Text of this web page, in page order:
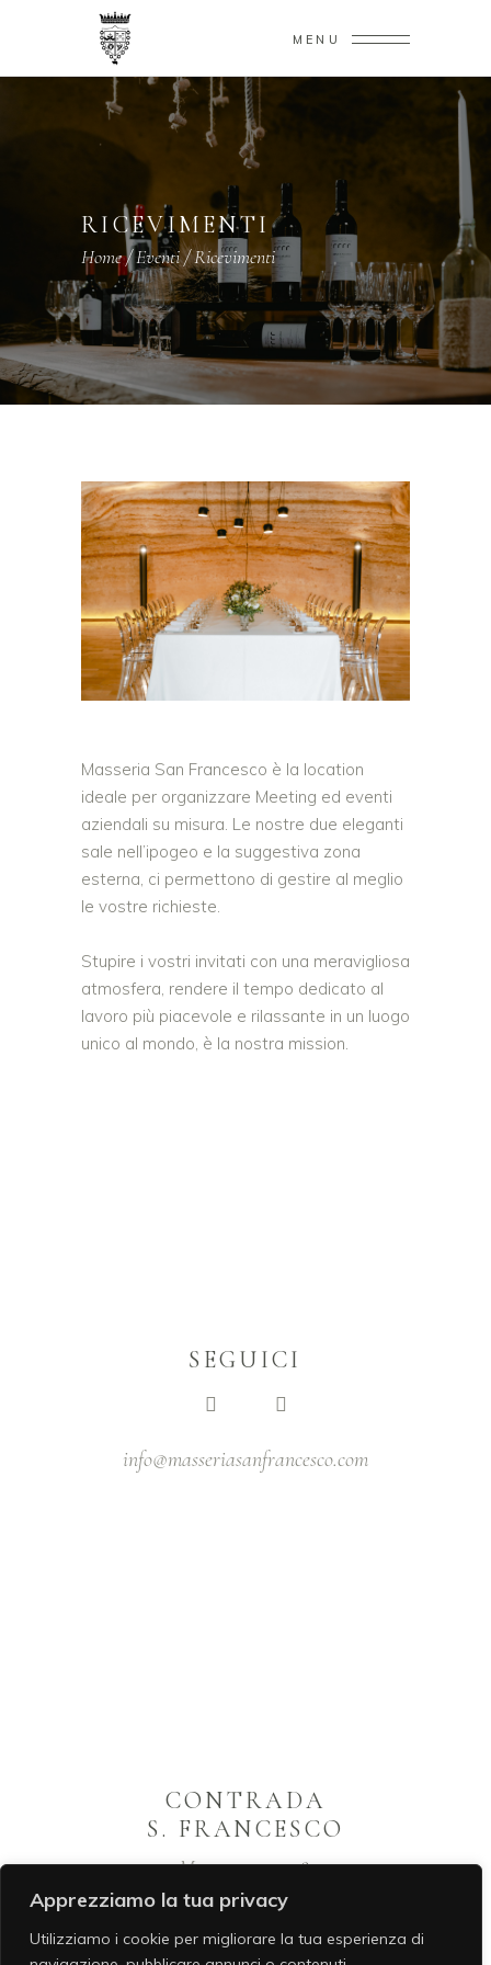
Apprezziamo la tua privacy
Utilizziamo i cookie per migliorare la tua esperienza di
MENU
RICEVIMENTI
Home/Eventi/Ricevimenti
Masseria San Francesco è la location
ideale per organizzare Meeting ed eventi
aziendali su misura. Le nostre due eleganti
sale nell’ipogeo e la suggestiva zona
esterna, ci permettono di gestire al meglio
le vostre richieste.
Stupire i vostri invitati con una meravigliosa
atmosfera, rendere il tempo dedicato al
lavoro più piacevole e rilassante in un luogo
unico al mondo, è la nostra mission.
SEGUICI
info@masseriasanfrancesco.com
CONTRADA
S. FRANCESCO
75100 – Matera –+39 0835.234534